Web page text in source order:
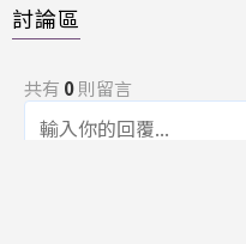
討論區
共有 0則留言